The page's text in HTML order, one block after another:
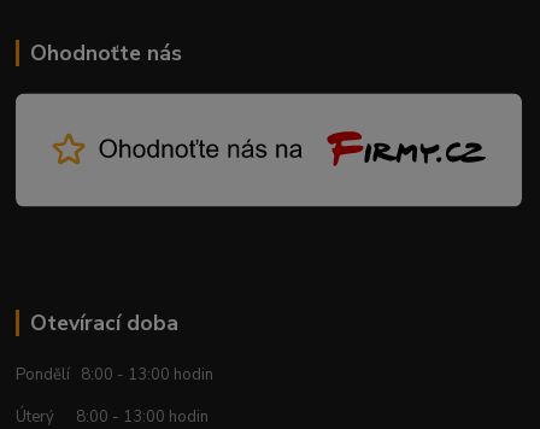
Ohodnoťte nás
Otevírací doba
Pondělí 8:00 - 13:00 hodin
Úterý 8:00 - 13:00 hodin